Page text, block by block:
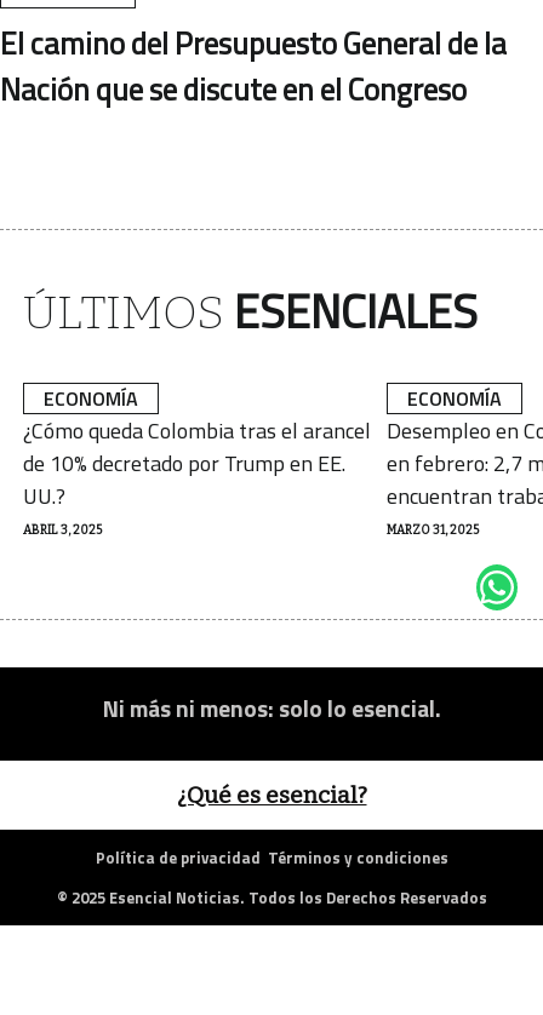
El camino del Presupuesto General de la
Nación que se discute en el Congreso
ÚLTIMOS ESENCIALES
ECONOMÍA
ABRIL 3, 2025
¿Cómo queda Colombia tras el arancel
de 10% decretado por Trump en EE.
UU.?
ECONOMÍA
MARZO 31, 2025
Desempleo en
en febrero: 2,7
encuentran
Ni más ni menos: solo lo esencial.
¿Qué es esencial?
Política de privacidad Términos y condiciones
© 2025 Esencial Noticias. Todos los Derechos Reservados